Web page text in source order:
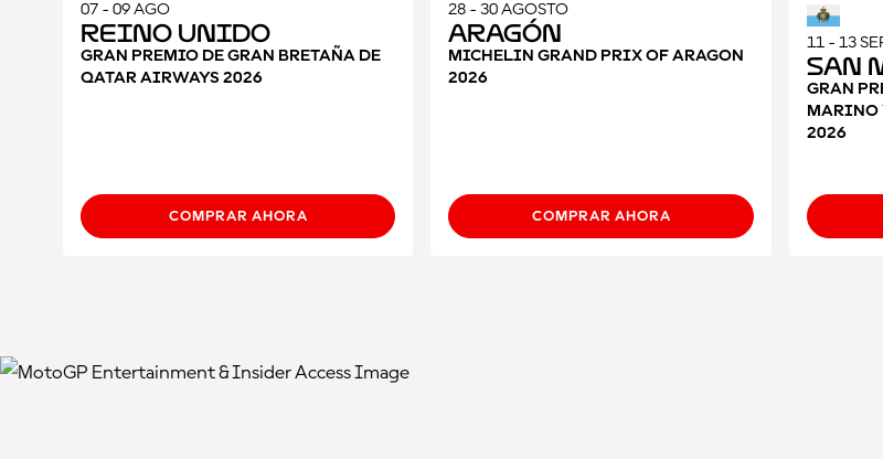
07 - 09 AGO
Reino Unido
GRAN PREMIO DE GRAN BRETAÑA DE
QATAR AIRWAYS 2026
COMPRAR AHORA
28 - 30 AGOSTO
Aragón
MICHELIN GRAND PRIX OF ARAGON
2026
COMPRAR AHORA
11 - 13
San
GRAN
2026